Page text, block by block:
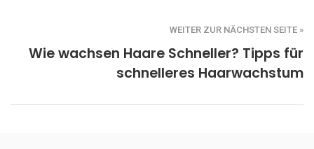
WEITER ZUR NÄCHSTEN SEITE »
Wie wachsen Haare Schneller? Tipps für
schnelleres Haarwachstum